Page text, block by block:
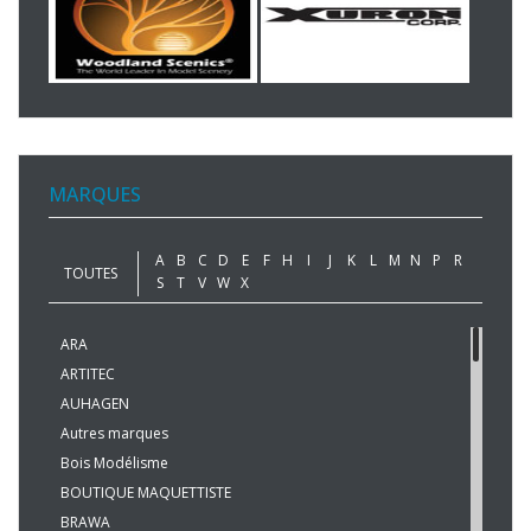
MARQUES
TOUTES
A B C D E F H I J K L M N P
R
S
T V W X
ARA
ARTITEC
AUHAGEN
Autres marques
Bois Modélisme
BOUTIQUE MAQUETTISTE
BRAWA